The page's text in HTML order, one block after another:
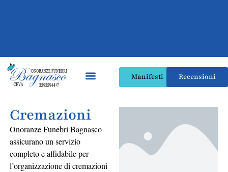
Manifesti Recensioni
Cremazioni
Onoranze Funebri Bagnasco
assicurano un servizio
completo e affidabile per
l’organizzazione di cremazioni